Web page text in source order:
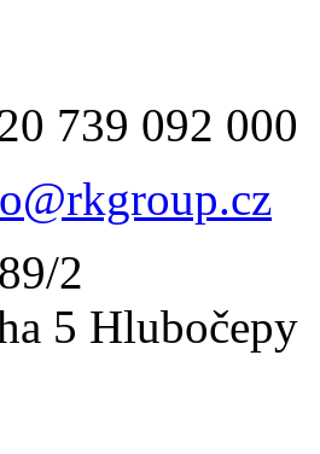
739 092 000
2
5 Hlubočepy